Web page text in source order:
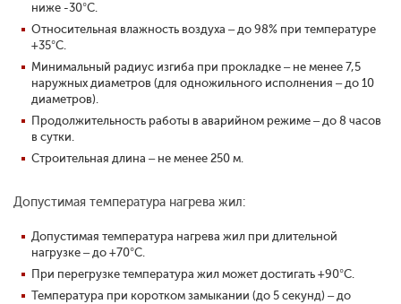
ниже -30°С.
Относительная влажность воздуха – до 98% при температуре
+35°С.
Минимальный радиус изгиба при прокладке – не менее 7,5
наружных диаметров (для одножильного исполнения – до 10
диаметров).
Продолжительность работы в аварийном режиме – до 8 часов
в сутки.
Строительная длина – не менее 250 м.
Допустимая температура нагрева жил:
Допустимая температура нагрева жил при длительной
нагрузке – до +70°С.
При перегрузке температура жил может достигать +90°С.
Температура при коротком замыкании (до 5 секунд) – до